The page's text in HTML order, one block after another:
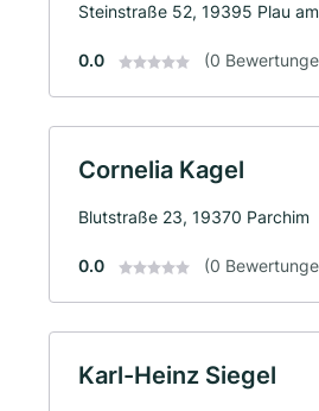
Steinstraße 52, 19395 Plau
0.0 (0
Cornelia Kagel
Blutstraße 23, 19370 Parchim
0.0 (0
Karl-Heinz Siegel